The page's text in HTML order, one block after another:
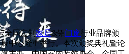
全国定制家居&铝门窗行业品牌颁
中心隆重举行。本次颁奖典礼暨论